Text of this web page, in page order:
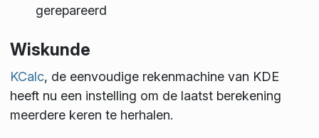
gerepareerd
Wiskunde
KCalc, de eenvoudige rekenmachine van KDE
heeft nu een instelling om de laatst berekening
meerdere keren te herhalen.